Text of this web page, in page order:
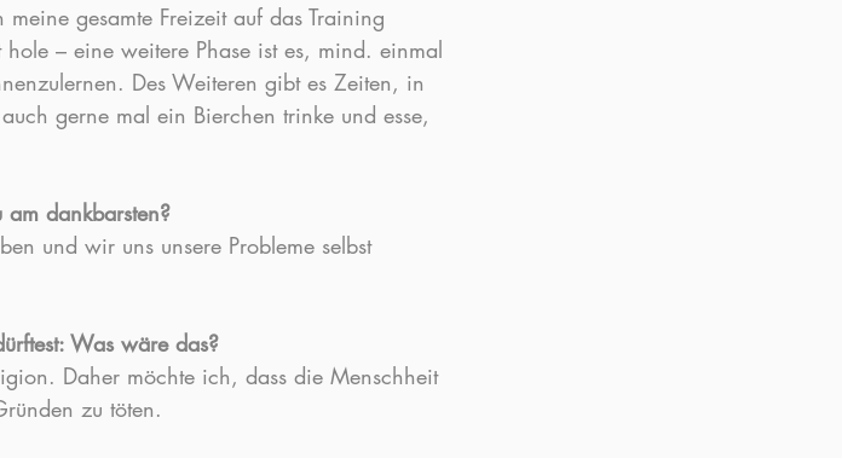
gesamte Freizeit auf das Training
– eine weitere Phase ist es, mind. einmal
Des Weiteren gibt es Zeiten, in
gerne mal ein Bierchen trinke und esse,
dankbarsten?
und wir uns unsere Probleme selbst
Was wäre das?
Daher möchte ich, dass die Menschheit
zu töten.